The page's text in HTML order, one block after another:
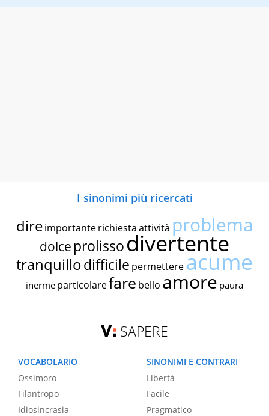
I sinonimi più ricercati
dire importante richiestaattività problema
dolce prolissodivertente
tranquillodifficile permettereacume
inerme particolarefare bello amore paura
SAPERE
VOCABOLARIO
Ossimoro
Filantropo
Idiosincrasia
SINONIMI E CONTRARI
Libertà
Facile
Pragmatico